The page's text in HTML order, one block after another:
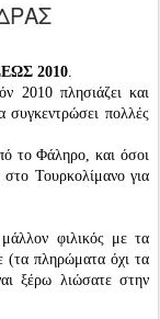
2010.
2010 πλησιάζει και
συγκεντρώσει πολλές
το Φάληρο, και όσοι
στο Τουρκολίμανο για
φιλικός με τα
(τα πληρώματα όχι τα
ξέρω λιώσατε στην